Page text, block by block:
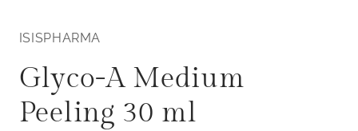
1
ventana
modal
ISISPHARMA
Glyco-A Medium
Peeling 30 ml